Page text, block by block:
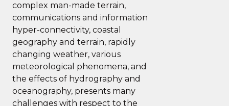
complex man-made terrain,
communications and information
hyper-connectivity, coastal
geography and terrain, rapidly
changing weather, various
meteorological phenomena, and
the effects of hydrography and
oceanography, presents many
challenges with respect to the